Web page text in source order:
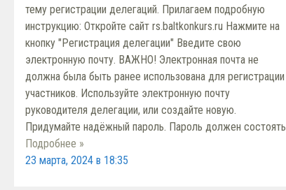
тему регистрации делегаций. Прилагаем подробную
инструкцию: Откройте сайт rs.baltkonkurs.ru Нажмите на
кнопку "Регистрация делегации" Введите свою
электронную почту. ВАЖНО! Электронная почта не
должна была быть ранее использована для регистрации
участников. Используйте электронную почту
руководителя делегации, или создайте новую.
Придумайте надёжный пароль. Пароль должен состоять
Подробнее »
23 марта, 2024 в 18:35